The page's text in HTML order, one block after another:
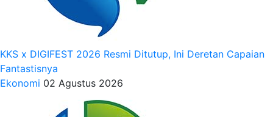
KKS x DIGIFEST 2026 Resmi Ditutup, Ini Deretan Capaian
Fantastisnya
Ekonomi 02 Agustus 2026